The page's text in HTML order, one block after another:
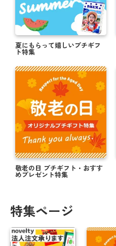
夏にもらって嬉しいプチギフ
ト特集
敬老の日 プチギフト・おすす
めプレゼント特集
特集ページ